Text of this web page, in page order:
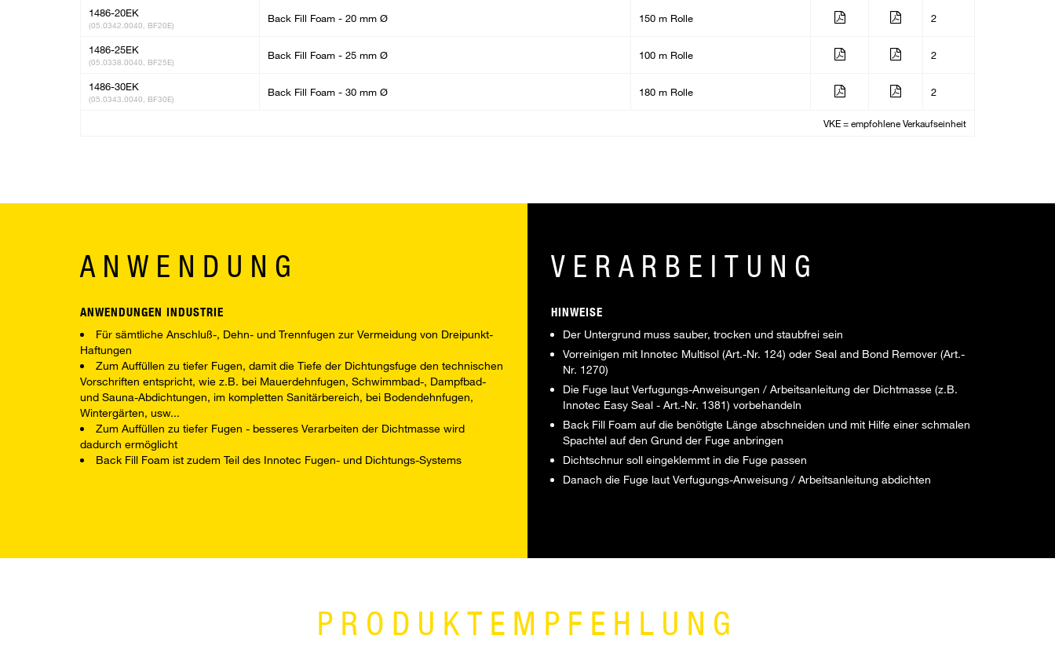
1486-20EK
(05.0342.0040, BF20E)
Back Fill Foam - 20 mm Ø 150 m Rolle 2
1486-25EK
(05.0338.0040, BF25E)
Back Fill Foam - 25 mm Ø 100 m Rolle 2
1486-30EK
(05.0343.0040, BF30E)
Back Fill Foam - 30 mm Ø 180 m Rolle 2
VKE = empfohlene Verkaufseinheit
ANWENDUNG
ANWENDUNGEN INDUSTRIE
Für sämtliche Anschluß-, Dehn- und Trennfugen zur Vermeidung von Dreipunkt-
Haftungen
Zum Auffüllen zu tiefer Fugen, damit die Tiefe der Dichtungsfuge den technischen
Vorschriften entspricht, wie z.B. bei Mauerdehnfugen, Schwimmbad-, Dampfbad-
und Sauna-Abdichtungen, im kompletten Sanitärbereich, bei Bodendehnfugen,
Wintergärten, usw...
Zum Auffüllen zu tiefer Fugen - besseres Verarbeiten der Dichtmasse wird
dadurch ermöglicht
Back Fill Foam ist zudem Teil des Innotec Fugen- und Dichtungs-Systems
VERARBEITUNG
HINWEISE
Der Untergrund muss sauber, trocken und staubfrei sein
Vorreinigen mit Innotec Multisol (Art.-Nr. 124) oder Seal and Bond Remover (Art.-
Nr. 1270)
Die Fuge laut Verfugungs-Anweisungen / Arbeitsanleitung der Dichtmasse (z.B.
Innotec Easy Seal - Art.-Nr. 1381) vorbehandeln
Back Fill Foam auf die benötigte Länge abschneiden und mit Hilfe einer schmalen
Spachtel auf den Grund der Fuge anbringen
Dichtschnur soll eingeklemmt in die Fuge passen
Danach die Fuge laut Verfugungs-Anweisung / Arbeitsanleitung abdichten
PRODUKTEMPFEHLUNG